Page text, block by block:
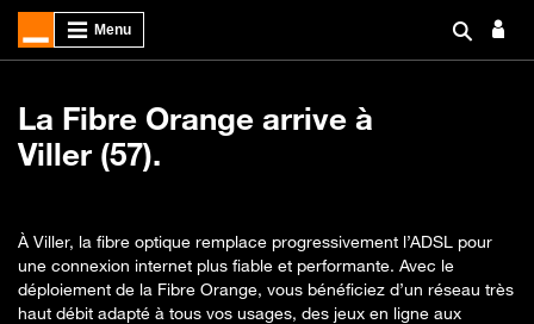
La Fibre Orange arrive à
Viller (57).
À Viller, la fibre optique remplace progressivement l’ADSL pour
une connexion internet plus fiable et performante. Avec le
déploiement de la Fibre Orange, vous bénéficiez d’un réseau très
haut débit adapté à tous vos usages, des jeux en ligne aux